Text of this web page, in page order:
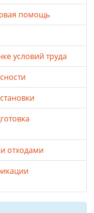
помощь
условий труда
отходами